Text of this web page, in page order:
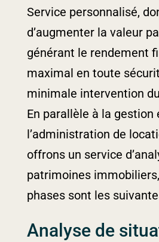
Service personnalisé,
d’augmenter la valeur
générant le rendement
maximal en toute
minimale intervention
En parallèle à la gestion
l’administration de
offrons un service
patrimoines
phases sont les
Analyse de